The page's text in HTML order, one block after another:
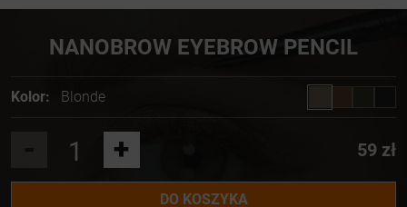
NANOBROW EYEBROW PENCIL
Kolor: Blonde
+ 59 zł
DO KOSZYKA